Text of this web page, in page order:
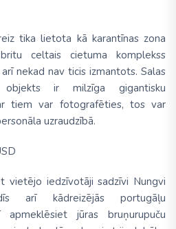
tika lietota kā karantīnas zona
celtais cietuma komplekss
nekad nav ticis izmantots. Salas
objekts ir milzīga gigantisku
tiem var fotografēties, tos var
uzraudzībā.
vietējo iedzīvotāji sadzīvi Nungvi
arī kādreizējās portugāļu
jūras bruņurupuču